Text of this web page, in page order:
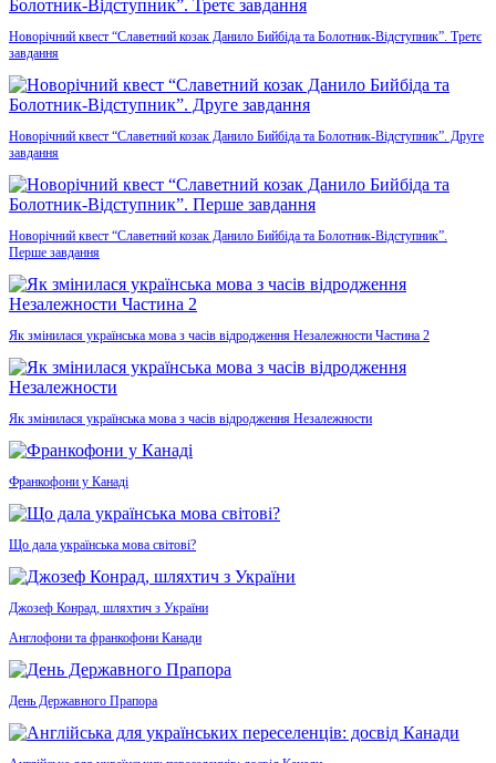
Новорічний квест “Славетний козак Данило Бийбіда та Болотник-Відступник”. Третє
завдання
Новорічний квест “Славетний козак Данило Бийбіда та Болотник-Відступник”. Друге
завдання
Новорічний квест “Славетний козак Данило Бийбіда та Болотник-Відступник”.
Перше завдання
Як змінилася українська мова з часів відродження Незалежности Частина 2
Як змінилася українська мова з часів відродження Незалежности
Франкофони у Канаді
Що дала українська мова світові?
Джозеф Конрад, шляхтич з України
Англофони та франкофони Канади
День Державного Прапора